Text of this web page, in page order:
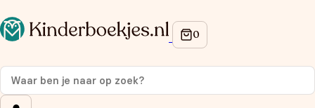
Op de hoogte blijven van onze acties?
Meld je aan voor onze nieuwsbrief en ontvang
korting